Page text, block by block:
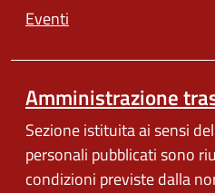
Eventi
Amministrazione
Sezione istituita ai sensi
personali pubblicati sono
condizioni previste dalla